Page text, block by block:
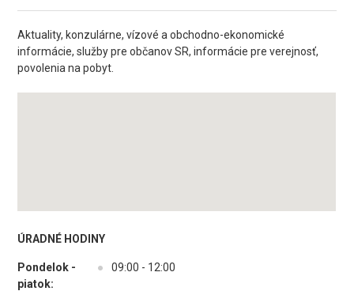
Aktuality, konzulárne, vízové a obchodno-ekonomické
informácie, služby pre občanov SR, informácie pre verejnosť,
povolenia na pobyt.
ÚRADNÉ HODINY
Pondelok -
piatok:
● 09:00 - 12:00